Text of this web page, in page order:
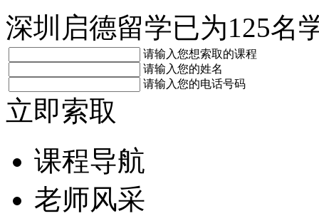
深圳启德留学已为125名
请输入您想索取的课程
请输入您的姓名
请输入您的电话号码
立即索取
课程导航
老师风采